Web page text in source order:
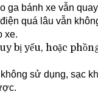
ga bánh xe vẫn
quá lâu vẫn
xe.
bị yếu, hoặc
sử dụng, sạc